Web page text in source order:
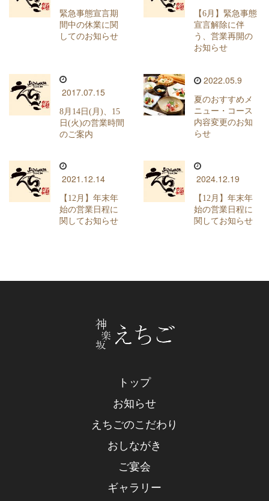
緊急事態宣言期
間中の休業に関
してのお知らせ
【6月】緊急事態
宣言解除に伴
う、営業再開の
お知らせ
2017.07.15
8月14日(月)、15
日(火)の営業時間
のご案内
2022.05.9
夏のおすすめメ
ニュー・コース
内容変更のお知
らせ
2021.12.14
【12月】年末年
始の営業日程に
関してお知らせ
2024.12.19
【12月】年末年
始の営業日程に
関してお知らせ
トップ
お知らせ
えちごのこだわり
おしながき
ご宴会
ギャラリー